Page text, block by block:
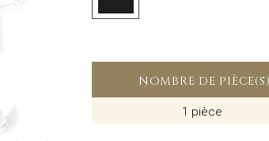
NOMBRE DE
1 pièce